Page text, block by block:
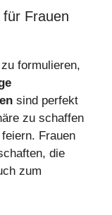
Frauen
zu formulieren,
sind perfekt
zu schaffen
Frauen
die
zum